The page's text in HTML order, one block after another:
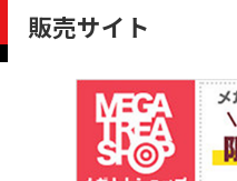
販売サイト